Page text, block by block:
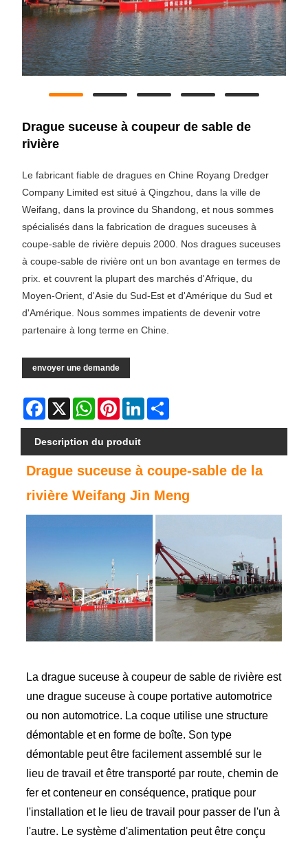
Drague suceuse à coupeur de sable de
rivière
Le fabricant fiable de dragues en Chine Royang Dredger
Company Limited est situé à Qingzhou, dans la ville de
Weifang, dans la province du Shandong, et nous sommes
spécialisés dans la fabrication de dragues suceuses à
coupe-sable de rivière depuis 2000. Nos dragues suceuses
à coupe-sable de rivière ont un bon avantage en termes de
prix. et couvrent la plupart des marchés d'Afrique, du
Moyen-Orient, d'Asie du Sud-Est et d'Amérique du Sud et
d'Amérique. Nous sommes impatients de devenir votre
partenaire à long terme en Chine.
envoyer une demande
Facebook
X WhatsAppPinterestLinkedIn
Description du produit
Drague suceuse à coupe-sable de la
rivière Weifang Jin Meng
La drague suceuse à coupeur de sable de rivière est
une drague suceuse à coupe portative automotrice
ou non automotrice. La coque utilise une structure
démontable et en forme de boîte. Son type
démontable peut être facilement assemblé sur le
lieu de travail et être transporté par route, chemin de
fer et conteneur en conséquence, pratique pour
l'installation et le lieu de travail pour passer de l'un à
l'autre. Le système d'alimentation peut être conçu